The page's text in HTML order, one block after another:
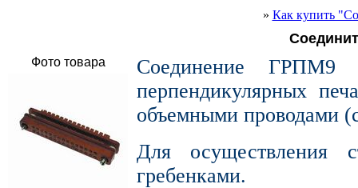
» Как купить
Фото товара
Соединение ГРПМ9
перпендикулярных
объемными проводами
Для осуществления
гребенками.